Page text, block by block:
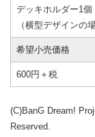
デッキホルダー1個
（横型デザインの
希望小売価格
600円＋税
(C)BanG Dream!
Reserved.